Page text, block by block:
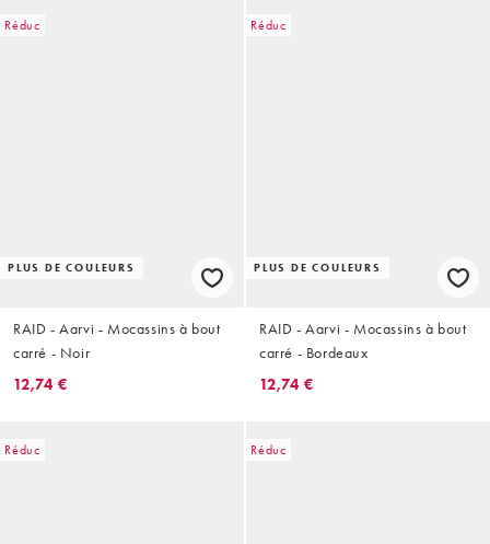
Réduc
PLUS DE COULEURS
RAID - Aarvi - Mocassins à bout
carré - Noir
12,74 €
Réduc
PLUS DE COULEURS
RAID - Aarvi - Mocassins à bout
carré - Bordeaux
12,74 €
Réduc Réduc